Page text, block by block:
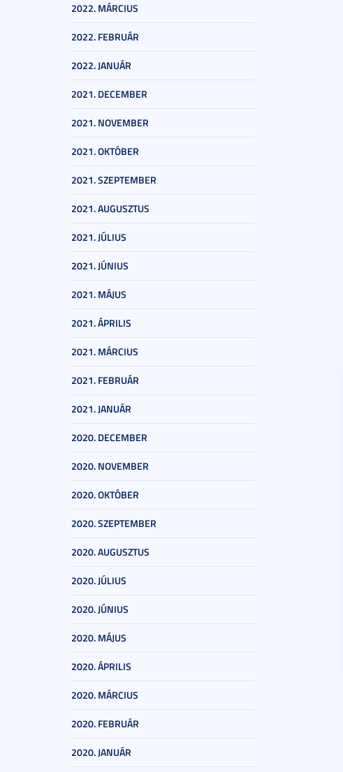
2022. MÁRCIUS
2022. FEBRUÁR
2022. JANUÁR
2021. DECEMBER
2021. NOVEMBER
2021. OKTÓBER
2021. SZEPTEMBER
2021. AUGUSZTUS
2021. JÚLIUS
2021. JÚNIUS
2021. MÁJUS
2021. ÁPRILIS
2021. MÁRCIUS
2021. FEBRUÁR
2021. JANUÁR
2020. DECEMBER
2020. NOVEMBER
2020. OKTÓBER
2020. SZEPTEMBER
2020. AUGUSZTUS
2020. JÚLIUS
2020. JÚNIUS
2020. MÁJUS
2020. ÁPRILIS
2020. MÁRCIUS
2020. FEBRUÁR
2020. JANUÁR